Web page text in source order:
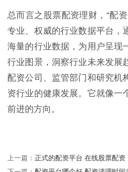
总而言之股票配资理财，“配
专业、权威的行业数据平台，
海量的行业数据，为用户呈现
行业图景，洞察行业未来发展
配资公司、监管部门和研究机
资行业的健康发展。它就像一
前进的方向。
上一篇： 正式的配资平台 在线股票配